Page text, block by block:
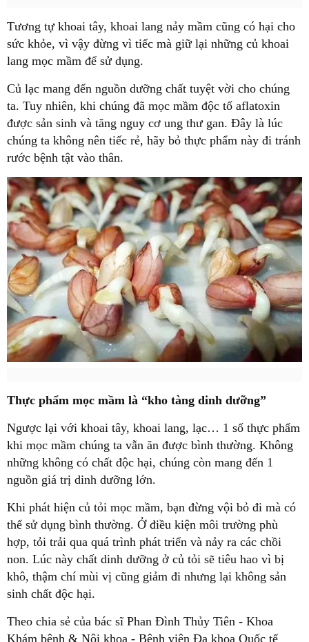
Tương tự khoai tây, khoai lang nảy mầm cũng có hại cho
sức khỏe, vì vậy đừng vì tiếc mà giữ lại những củ khoai
lang mọc mầm để sử dụng.
Củ lạc mang đến nguồn dưỡng chất tuyệt vời cho chúng
ta. Tuy nhiên, khi chúng đã mọc mầm độc tố aflatoxin
được sản sinh và tăng nguy cơ ung thư gan. Đây là lúc
chúng ta không nên tiếc rẻ, hãy bỏ thực phẩm này đi tránh
rước bệnh tật vào thân.
Thực phẩm mọc mầm là “kho tàng dinh dưỡng”
Ngược lại với khoai tây, khoai lang, lạc… 1 số thực phẩm
khi mọc mầm chúng ta vẫn ăn được bình thường. Không
những không có chất độc hại, chúng còn mang đến 1
nguồn giá trị dinh dưỡng lớn.
Khi phát hiện củ tỏi mọc mầm, bạn đừng vội bỏ đi mà có
thể sử dụng bình thường. Ở điều kiện môi trường phù
hợp, tỏi trải qua quá trình phát triển và nảy ra các chồi
non. Lúc này chất dinh dưỡng ở củ tỏi sẽ tiêu hao vì bị
khô, thậm chí mùi vị cũng giảm đi nhưng lại không sản
sinh chất độc hại.
Theo chia sẻ của bác sĩ Phan Đình Thủy Tiên - Khoa
Khám bệnh & Nội khoa - Bệnh viện Đa khoa Quốc tế